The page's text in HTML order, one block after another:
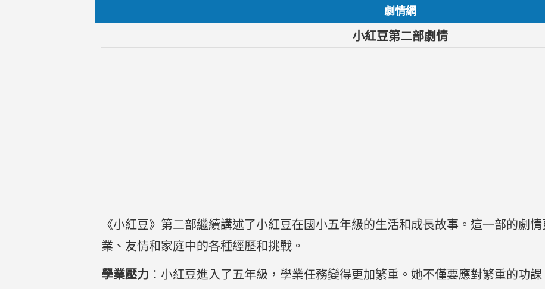
劇情網
小紅豆第二部劇情
《小紅豆》第二部繼續講述了小紅豆在國小五年級的生活和成長故事。這一部的劇
業、友情和家庭中的各種經歷和挑戰。
學業壓力 ：小紅豆進入了五年級，學業任務變得更加繁重。她不僅要應對繁重的功